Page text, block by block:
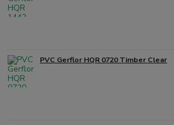
PVC Gerflor HQR 0720 Timber Clear